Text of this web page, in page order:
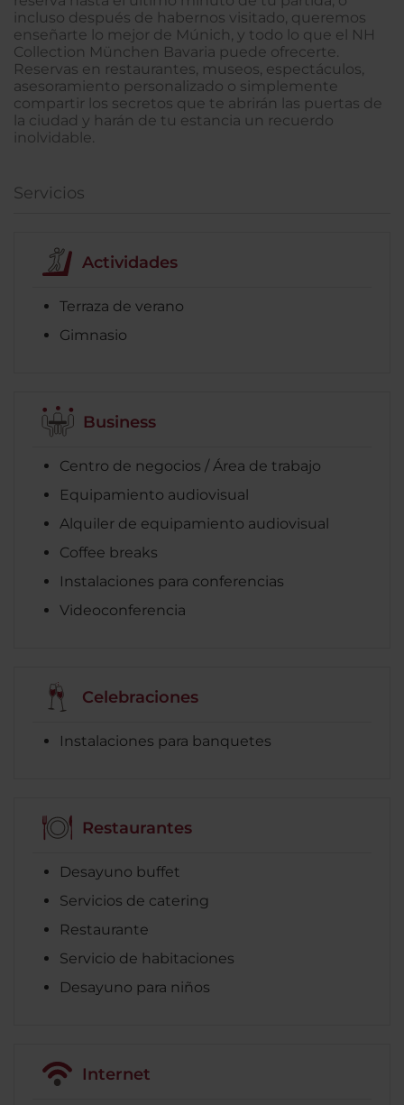
incluso después de habernos visitado, queremos
enseñarte lo mejor de Múnich, y todo lo que el NH
Collection München Bavaria puede ofrecerte.
Reservas en restaurantes, museos, espectáculos,
asesoramiento personalizado o simplemente
compartir los secretos que te abrirán las puertas de
la ciudad y harán de tu estancia un recuerdo
inolvidable.
Servicios
Actividades
Terraza de verano
Gimnasio
Business
Centro de negocios / Área de trabajo
Equipamiento audiovisual
Alquiler de equipamiento audiovisual
Coffee breaks
Instalaciones para conferencias
Videoconferencia
Celebraciones
Instalaciones para banquetes
Restaurantes
Desayuno buffet
Servicios de catering
Restaurante
Servicio de habitaciones
Desayuno para niños
Internet